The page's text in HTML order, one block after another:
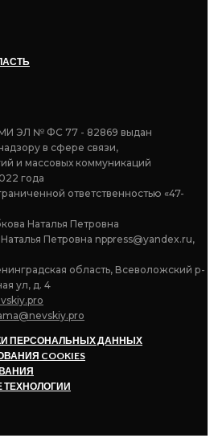
ЭЛ № ФС 77 - 82869 выдан
в сфере связи,
и массовых коммуникаций
года
ответственностью «47-
Наталья Петровна
Петровна nppress@yandex.ru,
область, Всеволожский р-
ул, д. 4
ПЕРСОНАЛЬНЫХ ДАННЫХ
COOKIES